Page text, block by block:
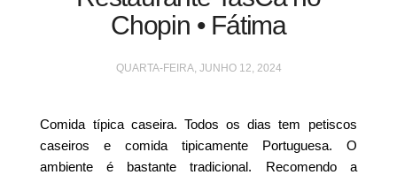
Chopin • Fátima
QUARTA-FEIRA, JUNHO 12, 2024
Comida típica caseira. Todos os dias tem petiscos
caseiros e comida tipicamente Portuguesa. O
ambiente é bastante tradicional. Recomendo a